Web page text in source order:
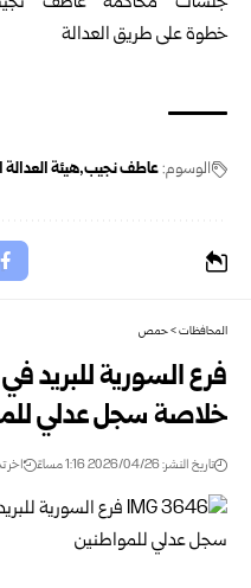
الوسوم:عاطف نجيبهيئة العدالة
المحافظات>حمص
فرع السورية للبريد
خلاصة سجل عدلي
تاريخ النشر: 2026/04/26 1:16 مساءً اخر تحديث: